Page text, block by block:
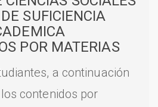
SUFICIENCIA
POR MATERIAS
a continuación
contenidos por